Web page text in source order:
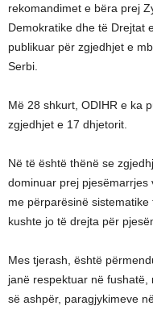
rekomandimet e bëra prej
Demokratike dhe të Drejtat
publikuar për zgjedhjet e
Serbi.
Më 28 shkurt, ODIHR e ka
zgjedhjet e 17 dhjetorit.
Në të është thënë se
dominuar prej pjesëmarrjes
me përparësinë
kushte jo të drejta për
Mes tjerash, është
janë respektuar në
së ashpër, paragjykimeve